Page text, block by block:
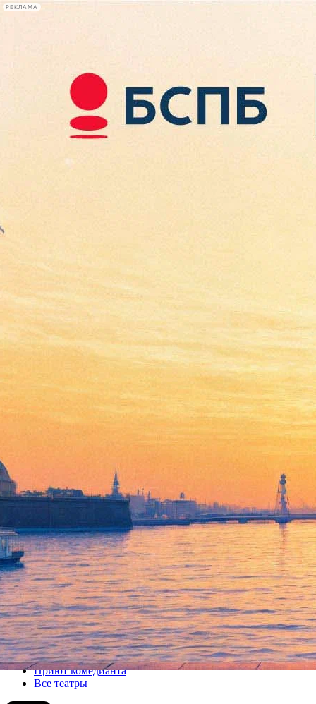
РЕКЛАМА
Сегодня:
2026.08.07
13:56
Афиша Plus
Pro Турандот
22 февраля 2012, среда,19.00
Версия для печати
Все спектакли
Приют комедианта
Все театры